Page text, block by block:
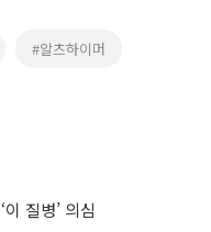
#알츠하이머
질병’ 의심